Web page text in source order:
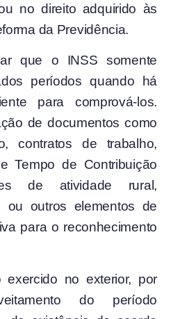
no direito adquirido às
da Previdência.
que o INSS somente
períodos quando há
para comprová-los.
de documentos como
contratos de trabalho,
Tempo de Contribuição
de atividade rural,
ou outros elementos de
para o reconhecimento
no exterior, por
do período